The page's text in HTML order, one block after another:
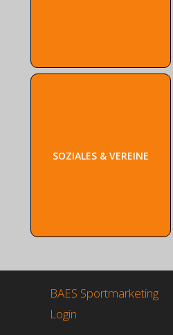
SOZIALES & VEREINE
BAES Sportmarketing
Login